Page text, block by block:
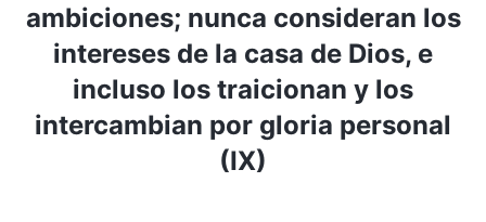
ambiciones; nunca consideran los
intereses de la casa de Dios, e
incluso los traicionan y los
intercambian por gloria personal
(IX)